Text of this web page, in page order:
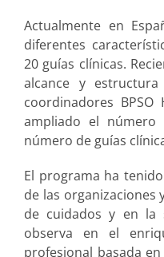
Actualmente en
diferentes
20 guías clínicas.
alcance y
coordinadores
ampliado el
número de guías
El programa ha
de las organizaciones
de cuidados y en la
observa en el
profesional basada